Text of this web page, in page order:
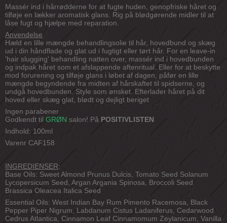
Massér ind i hårrødderne for at fugte huden, genopfriske håret og
tilføje en lækker aromatisk glans. Rig på blødgørende midler til at
låse fugt og hjælpe med reparation.
Anvendelse
Hæld en lille mængde behandlingsolie til hår, hovedbund og skæg
ud i din håndflade og glat ud i fugtigt eller tørt hår. For en leave-in
'hair slugging' behandling natten over, massér ind i hovedbunden
og indpak håret som et afslappende aftenritual. Eller for at beskytte
mod forurening og tilføje glans i løbet af dagen, påfør en lille
mængde begyndende fra midten af hårskaftet til spidserne, og
undgå hovedbunden. Style som ønsket. Efterlader håret på dit
hoved eller skæg glat, blødt og dejligt beriget
Ingen parabener
Godkendt til GRØN salon! På POSITIVLISTEN
Indhold: 100ml
Varenr CAF158
INGREDIENSER:
Base Oils: Sweet Almond Prunus Dulcis, Tomato Seed Solanum
Lycopersicum Seed, Argan Argania Spinosa, Broccoli Seed
Brassica Oleacea Italica Seed
Essential Oils: West Indian Bay Rum Pimento Racemosa, Black
Pepper Piper Nigrum, Labdanum Cistus Ladaniferus, Cedarwood
Cedrus Atlantica, Cinnamon Leaf Cinnamomum Zeylanicum, Vanilla